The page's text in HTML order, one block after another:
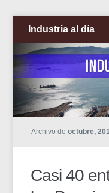
Industria al día
Archivo deoctubre,
Casi 40